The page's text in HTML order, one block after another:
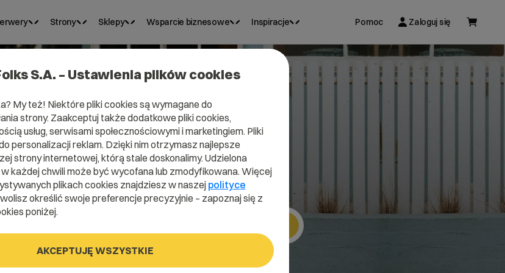
Strony Sklepy Wsparcie biznesowe Inspiracje Pomoc Zaloguj się
.kim
Wybierz azjatycką domenę
S.A. – Ustawienia plików cookies
My też! Niektóre pliki cookies są wymagane do
strony. Zaakceptuj także dodatkowe pliki cookies,
usług, serwisami społecznościowymi i marketingiem. Pliki
personalizacji reklam. Dzięki nim otrzymasz najlepsze
strony internetowej, którą stale doskonalimy. Udzielona
każdej chwili może być wycofana lub zmodyfikowana. Więcej
plikach cookies znajdziesz w naszej polityce
wolisz określić swoje preferencje precyzyjnie – zapoznaj się z
poniżej.
AKCEPTUJĘ WSZYSTKIE